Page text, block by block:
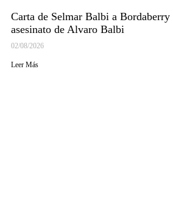
Carta de Selmar Balbi a Bordaberry
asesinato de Alvaro Balbi
02/08/2026
Leer Más